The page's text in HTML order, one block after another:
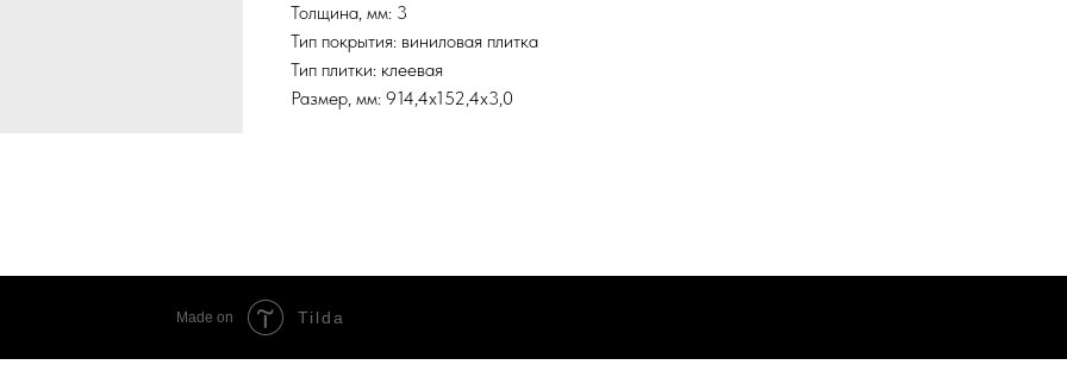
Толщина, мм: 3
Тип покрытия: виниловая плитка
Тип плитки: клеевая
Размер, мм: 914,4х152,4х3,0
Made on Tilda